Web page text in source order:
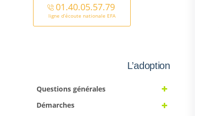
01.40.05.57.79
ligne d’écoute nationale EFA
L’adoption
Questions générales
Démarches